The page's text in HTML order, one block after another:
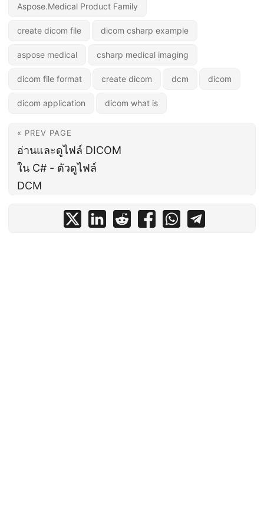
Aspose.Medical Product Family
create dicom file dicom csharp example
aspose medical csharp medical imaging
dicom file format create dicom dcm dicom
dicom application dicom what is
« PREV PAGE
อ่านและดูไฟล์ DICOM
ใน C# - ตัวดูไฟล์
DCM